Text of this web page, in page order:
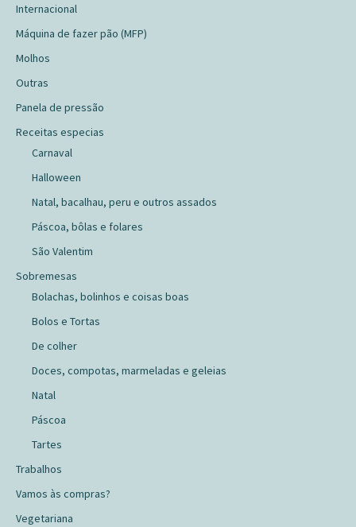
Internacional
Máquina de fazer pão (MFP)
Molhos
Outras
Panela de pressão
Receitas especias
Carnaval
Halloween
Natal, bacalhau, peru e outros assados
Páscoa, bôlas e folares
São Valentim
Sobremesas
Bolachas, bolinhos e coisas boas
Bolos e Tortas
De colher
Doces, compotas, marmeladas e geleias
Natal
Páscoa
Tartes
Trabalhos
Vamos às compras?
Vegetariana